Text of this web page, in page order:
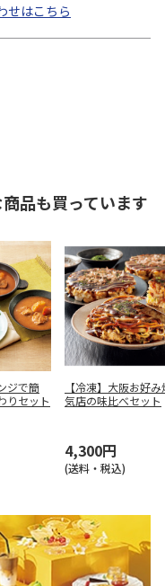
せはこちら
品も買っています
ジで簡
りセット
【冷凍】大阪お好
気店の味比べセット
4,300円
(送料・税込)